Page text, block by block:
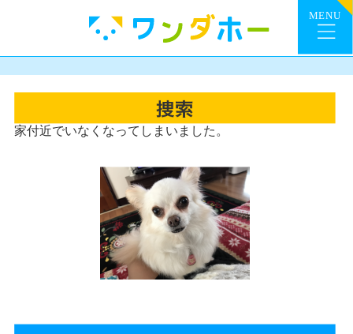
家付近でいなくなってしまいました。